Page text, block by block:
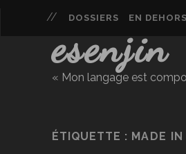
DOSSIERS EN DEHORS
esenjin
« Mon langage est
ÉTIQUETTE : MADE IN